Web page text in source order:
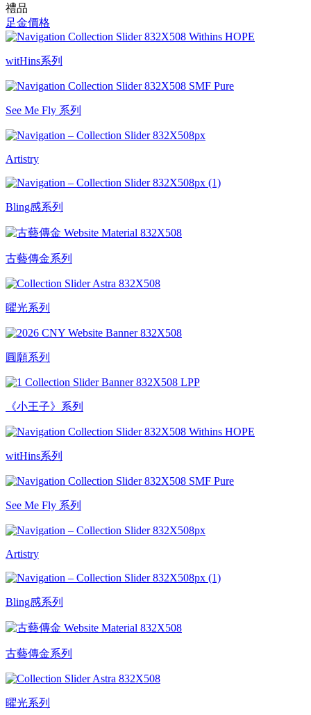
禮品
足金價格
witHins系列
See Me Fly 系列
Artistry
Bling感系列
古藝傳金系列
曜光系列
圓願系列
《小王子》系列
witHins系列
See Me Fly 系列
Artistry
Bling感系列
古藝傳金系列
曜光系列